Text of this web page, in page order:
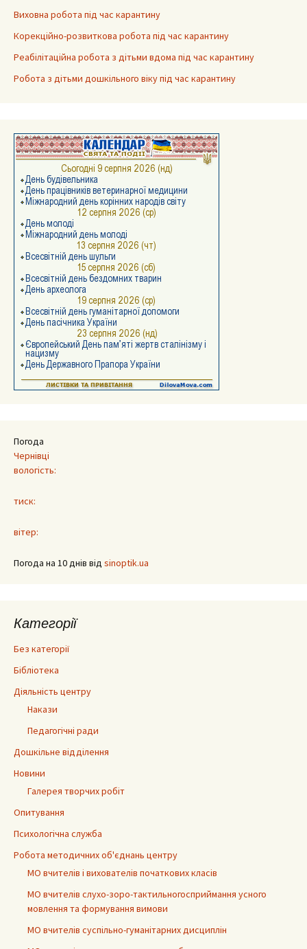
Виховна робота під час карантину
Корекційно-розвиткова робота під час карантину
Реабілітаційна робота з дітьми вдома під час карантину
Робота з дітьми дошкільного віку під час карантину
Погода
Чернівці
вологість:
тиск:
вітер:
Погода на 10 днів від sinoptik.ua
Категорії
Без категорії
Бібліотека
Діяльність центру
Накази
Педагогічні ради
Дошкільне відділення
Новини
Галерея творчих робіт
Опитування
Психологічна служба
Робота методичних об'єднань центру
МО вчителів і вихователів початкових класів
МО вчителів слухо-зоро-тактильногосприймання усного
мовлення та формування вимови
МО вчителів суспільно-гуманітарних дисциплін